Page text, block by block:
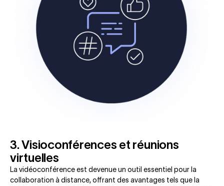
3. Visioconférences et réunions
virtuelles
La vidéoconférence est devenue un outil essentiel pour la
collaboration à distance, offrant des avantages tels que la